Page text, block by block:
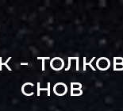
-
снов